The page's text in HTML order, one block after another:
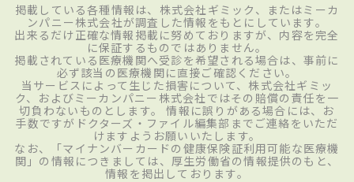
掲載している各種情報は、株式会社ギミック、またはミーカ
ンパニー株式会社が調査した情報をもとにしています。
出来るだけ正確な情報掲載に努めておりますが、内容を完全
に保証するものではありません。
掲載されている医療機関へ受診を希望される場合は、事前に
必ず該当の医療機関に直接ご確認ください。
当サービスによって生じた損害について、株式会社ギミッ
ク、およびミーカンパニー株式会社ではその賠償の責任を一
切負わないものとします。 情報に誤りがある場合には、お
手数ですがドクターズ・ファイル編集部までご連絡をいただ
けますようお願いいたします。
なお、「マイナンバーカードの健康保険証利用可能な医療機
関」の情報につきましては、厚生労働省の情報提供のもと、
情報を掲出しております。